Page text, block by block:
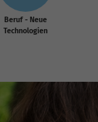
Beruf - Neue
Technologien